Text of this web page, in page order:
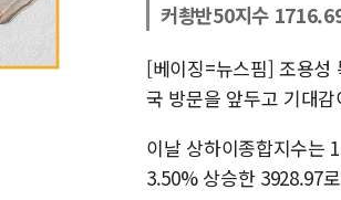
커촹반50지수
[베이징=뉴스핌] 조용성
국 방문을 앞두고 기대
이날 상하이종합지수는
3.50% 상승한 3928.97